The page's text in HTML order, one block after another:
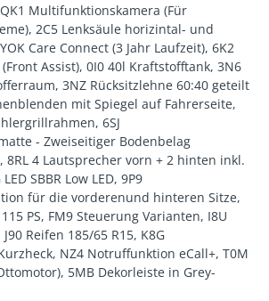
Multifunktionskamera (Für
2C5 Lenksäule horizintal- und
Care Connect (3 Jahr Laufzeit), 6K2
Assist), 0I0 40l Kraftstofftank, 3N6
3NZ Rücksitzlehne 60:40 geteilt
mit Spiegel auf Fahrerseite,
6SJ
- Zweiseitiger Bodenbelag
4 Lautsprecher vorn + 2 hinten inkl.
SBBR Low LED, 9P9
für die vorderenund hinteren Sitze,
PS, FM9 Steuerung Varianten, I8U
Reifen 185/65 R15, K8G
NZ4 Notruffunktion eCall+, T0M
5MB Dekorleiste in Grey-